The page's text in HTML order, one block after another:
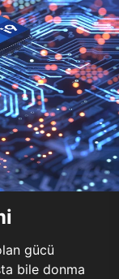
gücü
bile donma